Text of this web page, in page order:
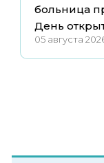
больница
День
05 августа